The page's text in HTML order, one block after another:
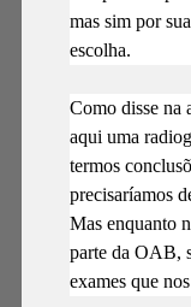
mas sim por
escolha.
Como disse na
aqui uma
termos
precisaríamos
Mas enquanto
parte da OAB,
exames que